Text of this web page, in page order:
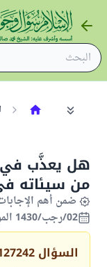
هل يعذَّب في
من سيئاته
ضمن أهم
02/رجب/1430 الموافق 25/يونيو/2009
السؤال